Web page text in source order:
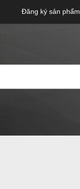
Đăng ký sản phẩm